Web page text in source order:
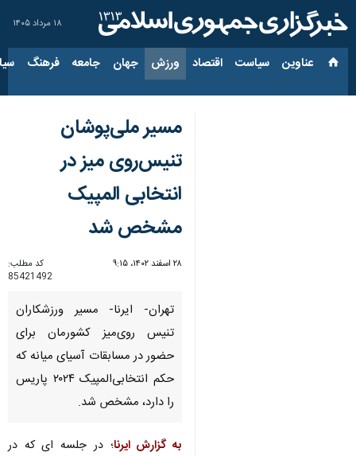
۱۸ مرداد ۱۴۰۵
عناوین‌ سیاست اقتصاد ورزش جهان جامعه فرهنگ
مسیر ملی‌پوشان
تنیس‌روی میز در
انتخابی المپیک
مشخص شد
۲۸ اسفند ۱۴۰۲، ۹:۱۵
کد مطلب:
85421492
تهران- ایرنا- مسیر ورزشکاران
تنیس روی‌میز کشورمان برای
حضور در مسابقات آسیای میانه که
حکم انتخابی‌المپیک ۲۰۲۴ پاریس
را دارد، مشخص شد.
به گزارش ایرنا؛ در جلسه ای که در